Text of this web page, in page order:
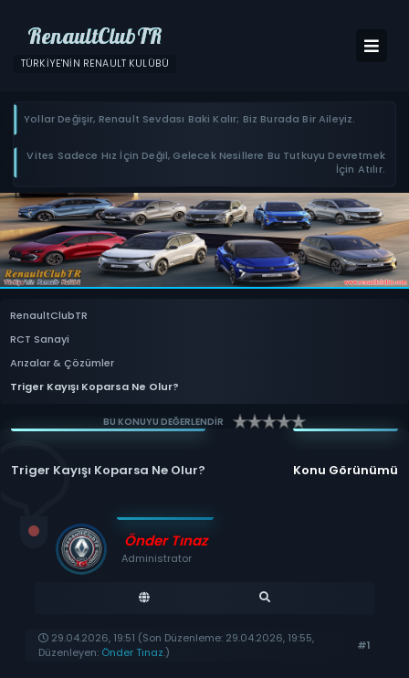
RenaultClubTR
TÜRKIYE'NIN RENAULT KULÜBÜ
Yollar Değişir, Renault Sevdası Baki Kalır; Biz Burada Bir Aileyiz.
Vites Sadece Hız İçin Değil, Gelecek Nesillere Bu Tutkuyu Devretmek
İçin Atılır.
RenaultClubTR
RCT Sanayi
Arızalar & Çözümler
Triger Kayışı Koparsa Ne Olur?
BU KONUYU DEĞERLENDİR
Konu Görünümü
Triger Kayışı Koparsa Ne Olur?
Önder Tınaz
Administrator
29.04.2026, 19:51 (Son Düzenleme: 29.04.2026, 19:55,
Düzenleyen: Önder Tınaz.) #1